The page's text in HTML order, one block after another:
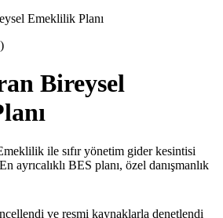
Emeklilik Planı
Bireysel
ile sıfır yönetim gider kesintisi
ayrıcalıklı BES planı, özel danışmanlık
ve resmi kaynaklarla denetlendi